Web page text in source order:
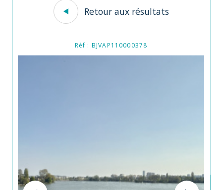
Retour aux résultats
Réf : BJVAP110000378